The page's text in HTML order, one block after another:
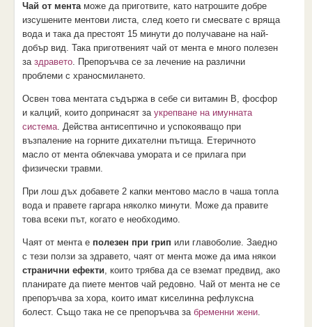
Чай от ментаможе да приготвите, като натрошите добре
изсушените ментови листа, след което ги смесвате с вряща
вода и така да престоят 15 минути до получаване на най-
добър вид. Така приготвеният чай от мента е много полезен
за здравето. Препоръчва се за лечение на различни
проблеми с храносмилането.
Освен това ментата съдържа в себе си витамин B, фосфор
и калций, които допринасят за укрепване на имунната
система. Действа антисептично и успокояващо при
възпаление на горните дихателни пътища. Етеричното
масло от мента облекчава умората и се прилага при
физически травми.
При лош дъх добавете 2 капки ментово масло в чаша топла
вода и правете гаргара няколко минути. Може да правите
това всеки път, когато е необходимо.
Чаят от мента е полезен при грип или главоболие. Заедно
с тези ползи за здравето, чаят от мента може да има някои
странични ефекти, които трябва да се вземат предвид, ако
планирате да пиете ментов чай редовно. Чай от мента не се
препоръчва за хора, които имат киселинна рефлуксна
болест. Също така не се препоръчва за бременни жени.